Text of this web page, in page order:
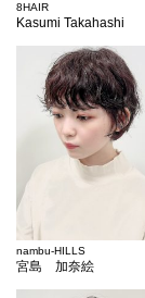
8HAIR
Kasumi Takahashi
nambu-HILLS
宮島 加奈絵